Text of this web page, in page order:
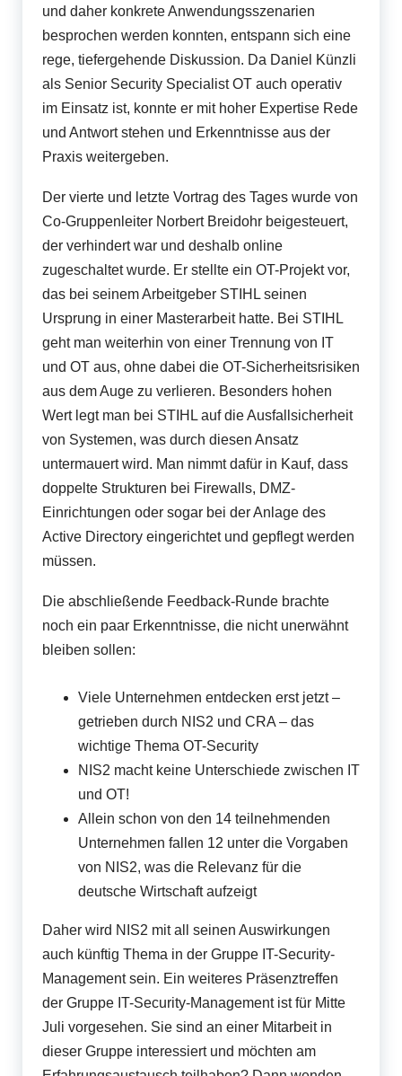
und daher konkrete Anwendungsszenarien
besprochen werden konnten, entspann sich eine
rege, tiefergehende Diskussion. Da Daniel Künzli
als Senior Security Specialist OT auch operativ
im Einsatz ist, konnte er mit hoher Expertise Rede
und Antwort stehen und Erkenntnisse aus der
Praxis weitergeben.
Der vierte und letzte Vortrag des Tages wurde von
Co-Gruppenleiter Norbert Breidohr beigesteuert,
der verhindert war und deshalb online
zugeschaltet wurde. Er stellte ein OT-Projekt vor,
das bei seinem Arbeitgeber STIHL seinen
Ursprung in einer Masterarbeit hatte. Bei STIHL
geht man weiterhin von einer Trennung von IT
und OT aus, ohne dabei die OT-Sicherheitsrisiken
aus dem Auge zu verlieren. Besonders hohen
Wert legt man bei STIHL auf die Ausfallsicherheit
von Systemen, was durch diesen Ansatz
untermauert wird. Man nimmt dafür in Kauf, dass
doppelte Strukturen bei Firewalls, DMZ-
Einrichtungen oder sogar bei der Anlage des
Active Directory eingerichtet und gepflegt werden
müssen.
Die abschließende Feedback-Runde brachte
noch ein paar Erkenntnisse, die nicht unerwähnt
bleiben sollen:
Viele Unternehmen entdecken erst jetzt –
getrieben durch NIS2 und CRA – das
wichtige Thema OT-Security
NIS2 macht keine Unterschiede zwischen IT
und OT!
Allein schon von den 14 teilnehmenden
Unternehmen fallen 12 unter die Vorgaben
von NIS2, was die Relevanz für die
deutsche Wirtschaft aufzeigt
Daher wird NIS2 mit all seinen Auswirkungen
auch künftig Thema in der Gruppe IT-Security-
Management sein. Ein weiteres Präsenztreffen
der Gruppe IT-Security-Management ist für Mitte
Juli vorgesehen. Sie sind an einer Mitarbeit in
dieser Gruppe interessiert und möchten am